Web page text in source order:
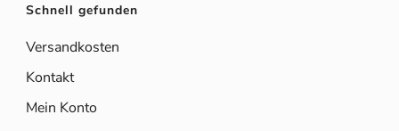
Schnell gefunden
Versandkosten
Kontakt
Mein Konto